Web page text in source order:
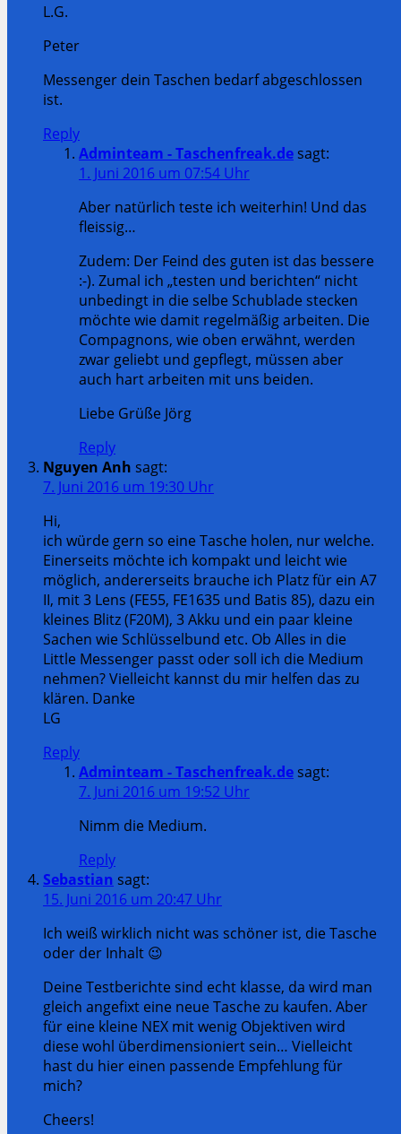
L.G.
Peter
Messenger dein Taschen bedarf abgeschlossen
ist.
Reply
Adminteam - Taschenfreak.desagt:
1. Juni 2016 um 07:54 Uhr
Aber natürlich teste ich weiterhin! Und das
fleissig…
Zudem: Der Feind des guten ist das bessere
:-). Zumal ich „testen und berichten“ nicht
unbedingt in die selbe Schublade stecken
möchte wie damit regelmäßig arbeiten. Die
Compagnons, wie oben erwähnt, werden
zwar geliebt und gepflegt, müssen aber
auch hart arbeiten mit uns beiden.
Liebe Grüße Jörg
Reply
Nguyen Anh sagt:
7. Juni 2016 um 19:30 Uhr
Hi,
ich würde gern so eine Tasche holen, nur welche.
Einerseits möchte ich kompakt und leicht wie
möglich, andererseits brauche ich Platz für ein A7
II, mit 3 Lens (FE55, FE1635 und Batis 85), dazu ein
kleines Blitz (F20M), 3 Akku und ein paar kleine
Sachen wie Schlüsselbund etc. Ob Alles in die
Little Messenger passt oder soll ich die Medium
nehmen? Vielleicht kannst du mir helfen das zu
klären. Danke
LG
Reply
Adminteam - Taschenfreak.desagt:
7. Juni 2016 um 19:52 Uhr
Nimm die Medium.
Reply
Sebastian sagt:
15. Juni 2016 um 20:47 Uhr
Ich weiß wirklich nicht was schöner ist, die Tasche
oder der Inhalt 😉
Deine Testberichte sind echt klasse, da wird man
gleich angefixt eine neue Tasche zu kaufen. Aber
für eine kleine NEX mit wenig Objektiven wird
diese wohl überdimensioniert sein… Vielleicht
hast du hier einen passende Empfehlung für
mich?
Cheers!